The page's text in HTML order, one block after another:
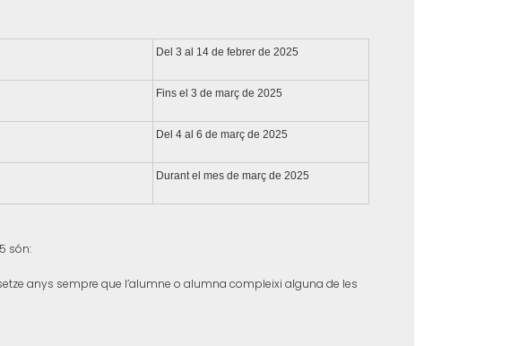
Del 3 al 14 de febrer de 2025
Fins el 3 de març de 2025
Del 4 al 6 de març de 2025
Durant el mes de març de 2025
són:
anys sempre que l’alumne o alumna compleixi alguna de les